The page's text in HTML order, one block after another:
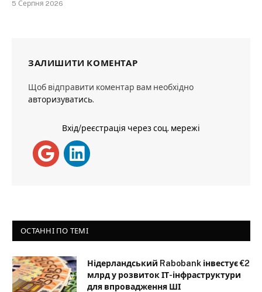
5 Серпня 2026
ЗАЛИШИТИ КОМЕНТАР
Щоб відправити коментар вам необхідно
авторизуватись.
Вхід/реєстрація через соц. мережі
ОСТАННІ ПО ТЕМІ
Нідерландський Rabobank інвестує €2
млрд у розвиток ІТ-інфраструктури
для впровадження ШІ